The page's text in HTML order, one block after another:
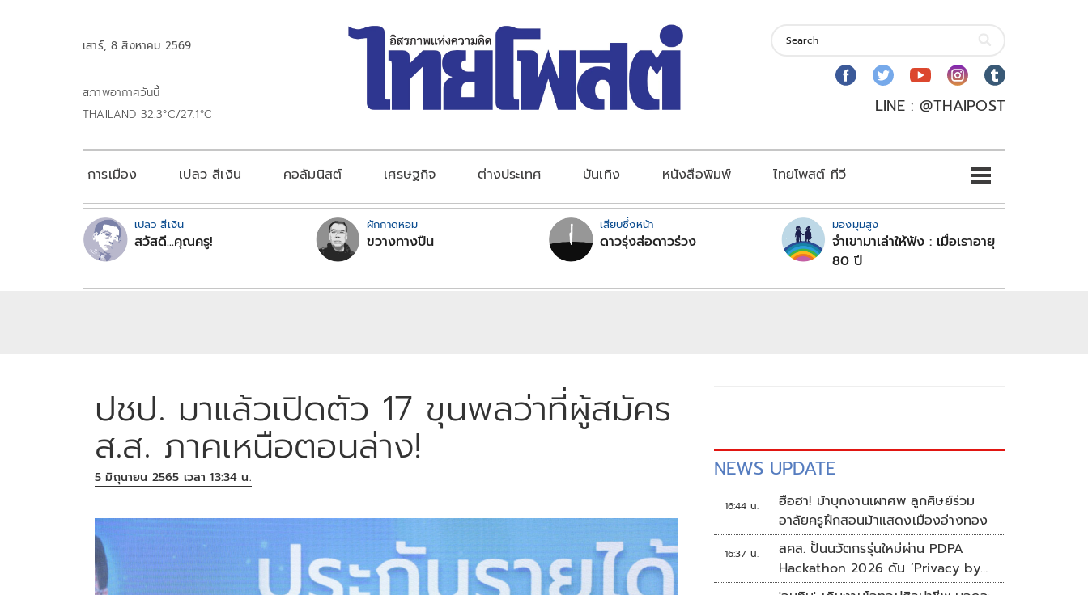
เสาร์, 8 สิงหาคม 2569
สภาพอากาศวันนี้
THAILAND 32.3°C/27.1°C
LINE : @THAIPOST
การเมือง เปลว สีเงิน คอลัมนิสต์ เศรษฐกิจ ต่างประเทศ บันเทิง หนังสือพิมพ์ ไทยโพสต์ ทีวี
เปลว สีเงิน
สวัสดี...คุณครู!
ผักกาดหอม
ขวางทางปืน
เสียบซึ่งหน้า
ดาวรุ่งส่อดาวร่วง
มองมุมสูง
จำเขามาเล่าให้ฟัง : เมื่อเราอายุ
80 ปี
ปชป. มาแล้วเปิดตัว 17 ขุนพลว่าที่ผู้สมัคร
ส.ส. ภาคเหนือตอนล่าง!
5 มิถุนายน 2565 เวลา 13:34 น. NEWS UPDATE
16:44 น.
ฮือฮา! ม้าบุกงานเผาศพ ลูกศิษย์ร่วม
อาลัยครูฝึกสอนม้าแสดงเมืองอ่างทอง
16:37 น.
สคส. ปั้นนวัตกรรุ่นใหม่ผ่าน PDPA
Hackathon 2026 ดัน ‘Privacy by
Design for all’ สู่โซลูชันคุ้มครอง